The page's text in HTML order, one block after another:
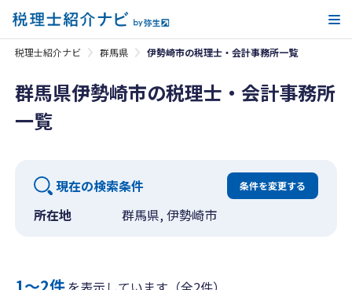
税理士紹介ナビ 群馬県 伊勢崎市の税理士・会計事務所一覧
群馬県伊勢崎市の税理士・会計事務所
一覧
現在の検索条件 条件を変更する
所在地 群馬県, 伊勢崎市